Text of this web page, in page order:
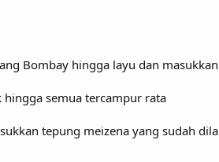
Bombay hingga layu dan
hingga semua tercampur rata
tepung meizena yang sudah